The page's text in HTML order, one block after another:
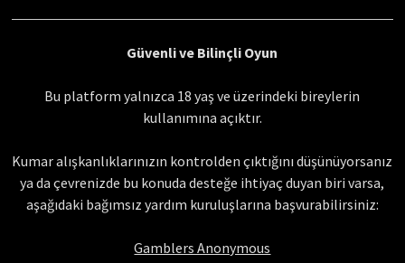
Güvenli ve Bilinçli Oyun
Bu platform yalnızca 18 yaş ve üzerindeki bireylerin
kullanımına açıktır.
Kumar alışkanlıklarınızın kontrolden çıktığını düşünüyorsanız
ya da çevrenizde bu konuda desteğe ihtiyaç duyan biri varsa,
aşağıdaki bağımsız yardım kuruluşlarına başvurabilirsiniz:
Gamblers Anonymous